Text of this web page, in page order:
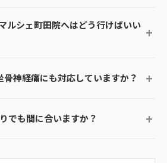
ルシェ町田院へはどう行けばいい
骨神経痛にも対応していますか？
でも間に合いますか？